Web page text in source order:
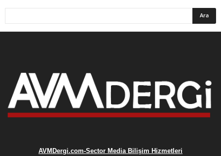
AVMDergi.com-Sector Media Bilişim Hizmetleri